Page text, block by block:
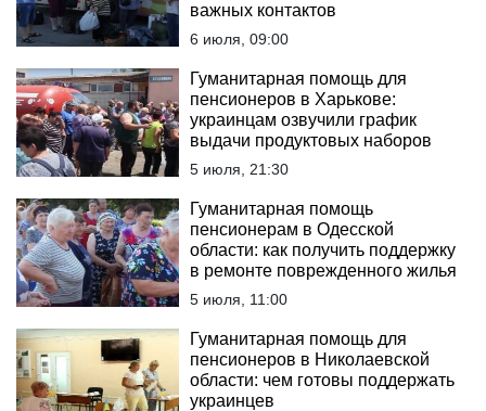
важных контактов
6 июля, 09:00
Гуманитарная помощь для
пенсионеров в Харькове:
украинцам озвучили график
выдачи продуктовых наборов
5 июля, 21:30
Гуманитарная помощь
пенсионерам в Одесской
области: как получить поддержку
в ремонте поврежденного жилья
5 июля, 11:00
Гуманитарная помощь для
пенсионеров в Николаевской
области: чем готовы поддержать
украинцев